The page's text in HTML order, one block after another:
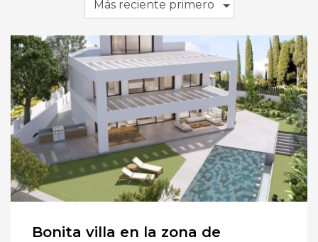
Más reciente primero
Bonita villa en la zona de